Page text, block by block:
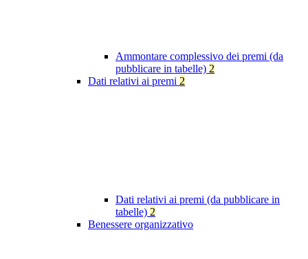
Ammontare complessivo dei premi (da
pubblicare in tabelle) 2
Dati relativi ai premi 2
Dati relativi ai premi (da pubblicare in
tabelle) 2
Benessere organizzativo